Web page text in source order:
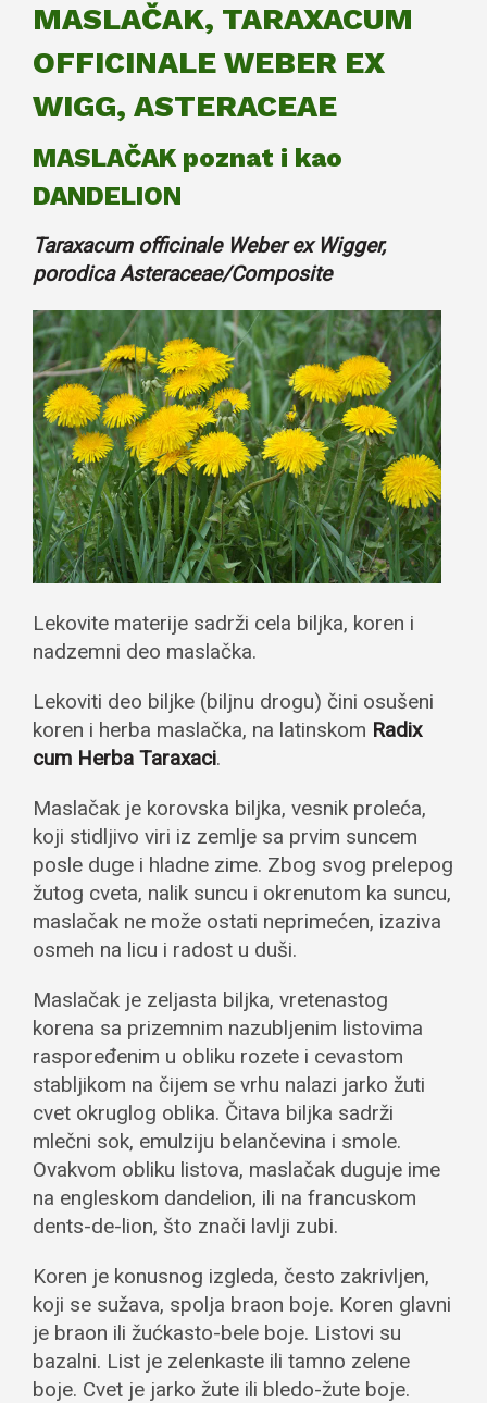
MASLAČAK, TARAXACUM
OFFICINALE WEBER EX
WIGG, ASTERACEAE
MASLAČAK poznat i kao
DANDELION
Taraxacum officinale Weber ex Wigger,
porodica Asteraceae/Composite
Lekovite materije sadrži cela biljka, koren i
nadzemni deo maslačka.
Lekoviti deo biljke (biljnu drogu) čini osušeni
koren i herba maslačka, na latinskom Radix
cum Herba Taraxaci.
Maslačak je korovska biljka, vesnik proleća,
koji stidljivo viri iz zemlje sa prvim suncem
posle duge i hladne zime. Zbog svog prelepog
žutog cveta, nalik suncu i okrenutom ka suncu,
maslačak ne može ostati neprimećen, izaziva
osmeh na licu i radost u duši.
Maslačak je zeljasta biljka, vretenastog
korena sa prizemnim nazubljenim listovima
raspoređenim u obliku rozete i cevastom
stabljikom na čijem se vrhu nalazi jarko žuti
cvet okruglog oblika. Čitava biljka sadrži
mlečni sok, emulziju belančevina i smole.
Ovakvom obliku listova, maslačak duguje ime
na engleskom dandelion, ili na francuskom
dents-de-lion, što znači lavlji zubi.
Koren je konusnog izgleda, često zakrivljen,
koji se sužava, spolja braon boje. Koren glavni
je braon ili žućkasto-bele boje. Listovi su
bazalni. List je zelenkaste ili tamno zelene
boje. Cvet je jarko žute ili bledo-žute boje.